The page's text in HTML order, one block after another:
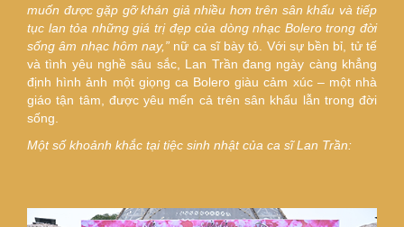
muốn được gặp gỡ khán giả nhiều hơn trên sân khấu và tiếp
tục lan tỏa những giá trị đẹp của dòng nhạc Bolero trong đời
sống âm nhạc hôm nay,” nữ ca sĩ bày tỏ. Với sự bền bỉ, tử tế
và tình yêu nghề sâu sắc, Lan Trần đang ngày càng khẳng
định hình ảnh một giọng ca Bolero giàu cảm xúc – một nhà
giáo tận tâm, được yêu mến cả trên sân khấu lẫn trong đời
sống.
Một số khoảnh khắc tại tiệc sinh nhật của ca sĩ Lan Trần: